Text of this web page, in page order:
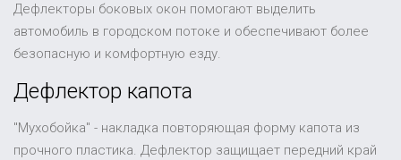
Дефлекторы боковых окон помогают выделить
автомобиль в городском потоке и обеспечивают более
безопасную и комфортную езду.
Дефлектор капота
"Мухобойка" - накладка повторяющая форму капота из
прочного пластика. Дефлектор защищает передний край